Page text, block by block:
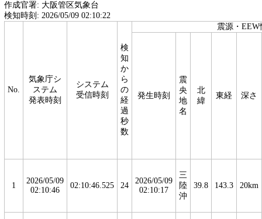
作成官署: 大阪管区気象台
検知時刻: 2026/05/09 02:10:22
No.
気象庁シ
ステム
発表時刻
システム
受信時刻
検
知
か
ら
の
経
過
秒
数
震源・EEW
発生時刻
震
央
地
名
北
緯
東経 深さ
1
2026/05/09
02:10:46
02:10:46.525 24
2026/05/09
02:10:17
三
陸
沖
39.8 143.3 20km